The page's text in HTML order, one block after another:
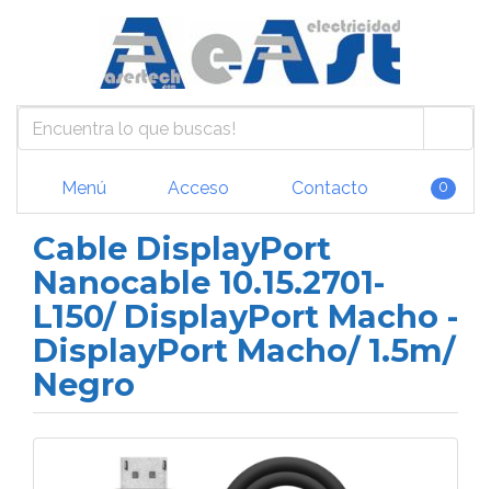
Menú Acceso Contacto 0
Cable DisplayPort
Nanocable 10.15.2701-
L150/ DisplayPort Macho -
DisplayPort Macho/ 1.5m/
Negro